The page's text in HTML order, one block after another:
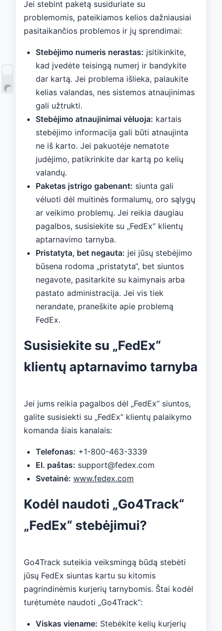
Jei stebint paketą susiduriate su
problemomis, pateikiamos kelios dažniausiai
pasitaikančios problemos ir jų sprendimai:
Stebėjimo numeris nerastas: įsitikinkite,
kad įvedėte teisingą numerį ir bandykite
dar kartą. Jei problema išlieka, palaukite
kelias valandas, nes sistemos atnaujinimas
gali užtrukti.
Stebėjimo atnaujinimai vėluoja: kartais
stebėjimo informacija gali būti atnaujinta
ne iš karto. Jei pakuotėje nematote
judėjimo, patikrinkite dar kartą po kelių
valandų.
Paketas įstrigo gabenant: siunta gali
vėluoti dėl muitinės formalumų, oro sąlygų
ar veikimo problemų. Jei reikia daugiau
pagalbos, susisiekite su „FedEx“ klientų
aptarnavimo tarnyba.
Pristatyta, bet negauta: jei jūsų stebėjimo
būsena rodoma „pristatyta“, bet siuntos
negavote, pasitarkite su kaimynais arba
pastato administracija. Jei vis tiek
nerandate, praneškite apie problemą
FedEx.
Susisiekite su „FedEx“
klientų aptarnavimo tarnyba
Jei jums reikia pagalbos dėl „FedEx“ siuntos,
galite susisiekti su „FedEx“ klientų palaikymo
komanda šiais kanalais:
Telefonas: +1-800-463-3339
El. paštas: support@fedex.com
Svetainė: www.fedex.com
Kodėl naudoti „Go4Track“
„FedEx“ stebėjimui?
Go4Track suteikia veiksmingą būdą stebėti
jūsų FedEx siuntas kartu su kitomis
pagrindinėmis kurjerių tarnybomis. Štai kodėl
turėtumėte naudoti „Go4Track“:
Viskas viename: Stebėkite kelių kurjerių